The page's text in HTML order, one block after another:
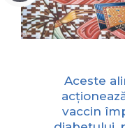
Aceste
vaccin